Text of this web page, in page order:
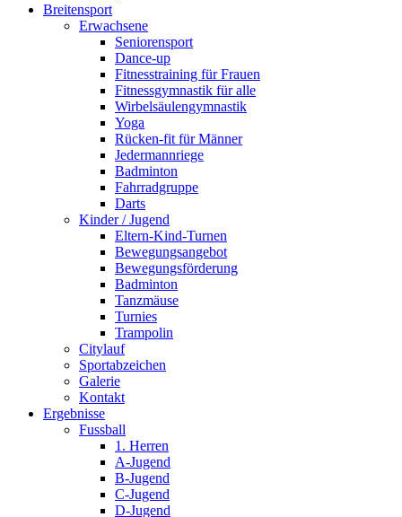
Breitensport
Erwachsene
Seniorensport
Dance-up
Fitnesstraining für Frauen
Fitnessgymnastik für alle
Wirbelsäulengymnastik
Yoga
Rücken-fit für Männer
Jedermannriege
Badminton
Fahrradgruppe
Darts
Kinder / Jugend
Eltern-Kind-Turnen
Bewegungsangebot
Bewegungsförderung
Badminton
Tanzmäuse
Turnies
Trampolin
Citylauf
Sportabzeichen
Galerie
Kontakt
Ergebnisse
Fussball
1. Herren
A-Jugend
B-Jugend
C-Jugend
D-Jugend